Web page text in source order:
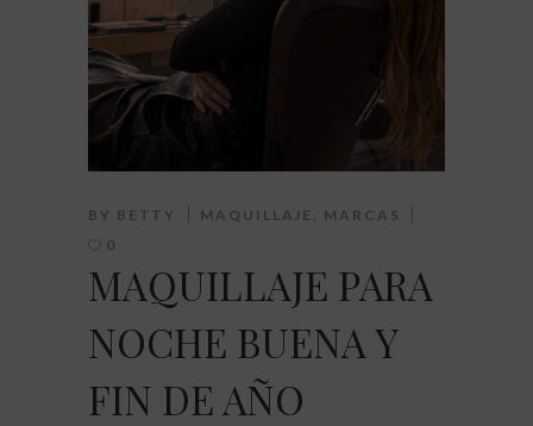
BY BETTY MAQUILLAJE , MARCAS
0
MAQUILLAJE PARA
NOCHE BUENA Y
FIN DE AÑO